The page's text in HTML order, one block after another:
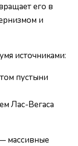
его в
и
источниками:
пустыни
Лас-Вегаса
массивные